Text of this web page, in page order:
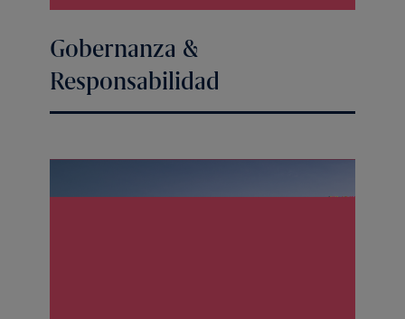
Gobernanza &
Responsabilidad